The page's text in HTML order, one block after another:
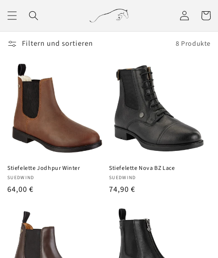
zum
Inhalt
Einloggen
Filtern und sortieren 8 Produkte
Stiefelette Jodhpur Winter
Anbieter:
SUEDWIND
UVP
64,00 €
Stiefelette Nova BZ Lace
Anbieter:
SUEDWIND
UVP
74,90 €